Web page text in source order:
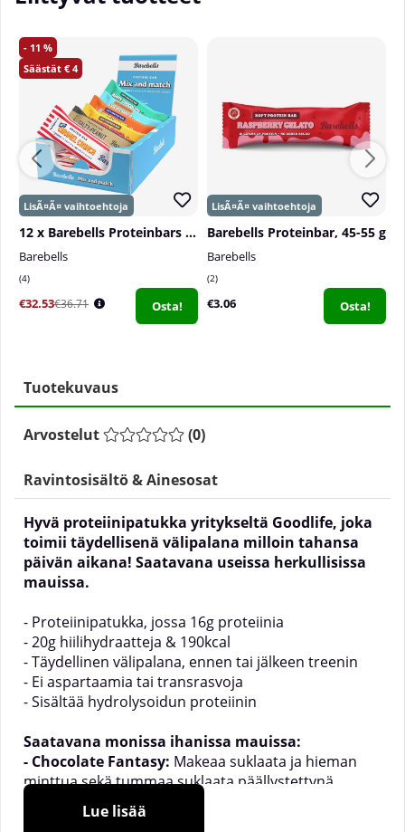
11
4
12 x Barebells Proteinbars Mix, 45-55 g
Barebells
4
€32.53€36.71 Osta!
Barebells Proteinbar, 45-55 g
Barebells
2
€3.06 Osta!
Tuotekuvaus
Arvostelut (0)
Ravintosisältö & Ainesosat
Hyvä proteiinipatukka yritykseltä Goodlife, joka
toimii täydellisenä välipalana milloin tahansa
päivän aikana! Saatavana useissa herkullisissa
mauissa.
- Proteiinipatukka, jossa 16g proteiinia
- 20g hiilihydraatteja & 190kcal
- Täydellinen välipalana, ennen tai jälkeen treenin
- Ei aspartaamia tai transrasvoja
- Sisältää hydrolysoidun proteiinin
Saatavana monissa ihanissa mauissa:
- Chocolate Fantasy: Makeaa suklaata ja hieman
minttua sekä tummaa suklaata päällystettynä.
- Caramel Coco:Suklaatoffee-makuinen
kokonaisuus, jossa havaittavissa kookoksen vivahde.
Lue lisää